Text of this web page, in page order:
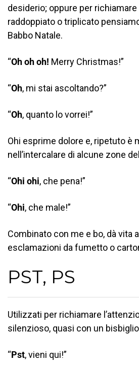
desiderio; oppure per richiamare
raddoppiato o triplicato
Babbo Natale.
“Oh oh oh! Merry Christmas!”
“Oh, mi stai ascoltando?”
“Oh, quanto lo vorrei!”
Ohi esprime dolore e, ripetuto è
nell’intercalare di alcune zone
“Ohi ohi, che pena!”
“Ohi, che male!”
Combinato con me e bo, dà vita
esclamazioni da fumetto o
PST, PS
Utilizzati per richiamare
silenzioso, quasi con un
“Pst, vieni qui!”